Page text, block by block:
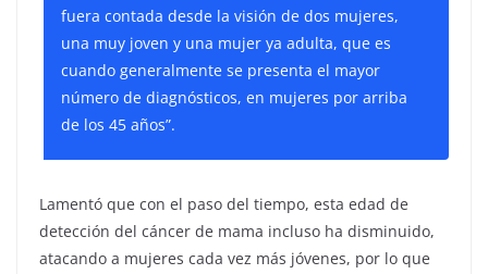
fuera contada desde la visión de dos mujeres,
una muy joven y una mujer ya adulta, que es
cuando generalmente se presenta el mayor
número de diagnósticos, en mujeres por arriba
de los 45 años”.
Lamentó que con el paso del tiempo, esta edad de
detección del cáncer de mama incluso ha disminuido,
atacando a mujeres cada vez más jóvenes, por lo que